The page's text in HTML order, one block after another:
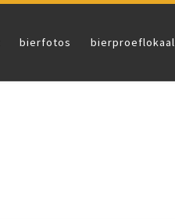
bierfotos bierproeflokaal